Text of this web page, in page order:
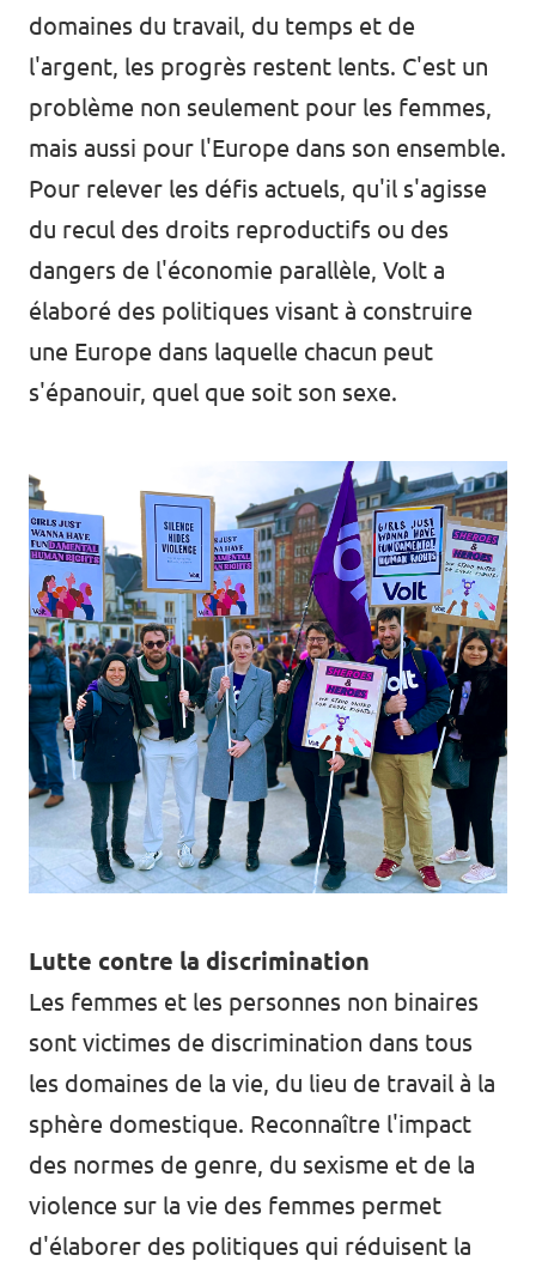
domaines du travail, du temps et de
l'argent, les progrès restent lents. C'est un
problème non seulement pour les femmes,
mais aussi pour l'Europe dans son ensemble.
Pour relever les défis actuels, qu'il s'agisse
du recul des droits reproductifs ou des
dangers de l'économie parallèle, Volt a
élaboré des politiques visant à construire
une Europe dans laquelle chacun peut
s'épanouir, quel que soit son sexe.
Lutte contre la discrimination
Les femmes et les personnes non binaires
sont victimes de discrimination dans tous
les domaines de la vie, du lieu de travail à la
sphère domestique. Reconnaître l'impact
des normes de genre, du sexisme et de la
violence sur la vie des femmes permet
d'élaborer des politiques qui réduisent la